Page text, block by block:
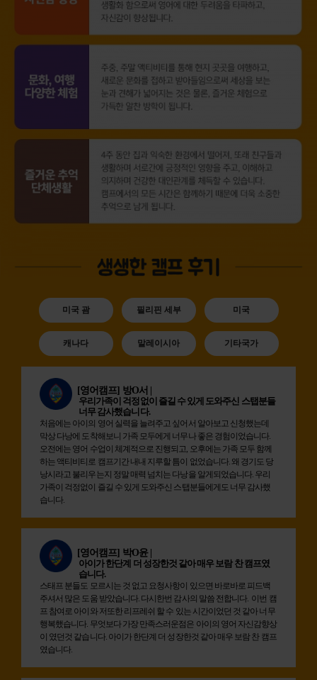
미국 괌 필리핀 세부 미국
캐나다 말레이시아 기타국가
[영어캠프] 방O서 |
우리가족이 걱정없이 즐길 수 있게 도와주신 스탭분들
너무 감사했습니다.
처음에는 아이의 영어 실력을 늘려주고 싶어서 알아보고 신청했는데
막상 다낭에 도착해보니 가족 모두에게 너무나 좋은 경험이었습니다.
오전에는 영어 수업이 체계적으로 진행되고, 오후에는 가족 모두 함께
하는 액티비티로 캠프기간 내내 지루할 틈이 없었습니다. 왜 경기도 당
낭시라고 불리우는지 정말 매력 넘치는 다낭을 알게되었습니다. 우리
가족이 걱정없이 즐길 수 있게 도와주신 스탭분들에게도 너무 감사했
습니다.
[영어캠프] 박O윤 |
아이가 한단계 더 성장한것 같아 매우 보람 찬 캠프였
습니다.
스태프 분들도 모르시는 것 없고 요청사항이 있으면 바로바로 피드백
주셔서 많은 도움 받았습니다. 다시한번 감사의 말씀 전합니다. 이번 캠
프 참여로 아이와 저또한 리프레쉬 할 수 있는 시간이었던 것 같아 너무
행복했습니다. 무엇보다 가장 만족스러운점은 아이의 영어 자신감향상
이 였던것 같습니다. 아이가 한단계 더 성장한것 같아 매우 보람 찬 캠프
였습니다.